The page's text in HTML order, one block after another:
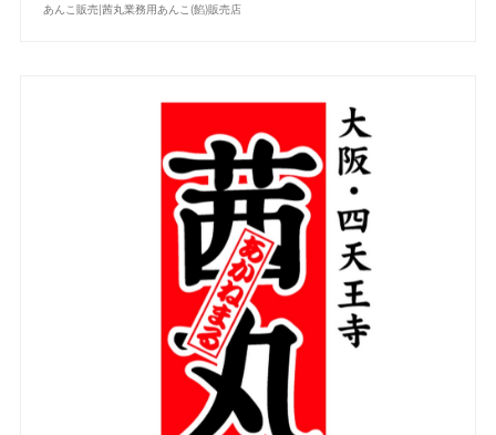
あんこ販売|茜丸業務用あんこ(餡)販売店